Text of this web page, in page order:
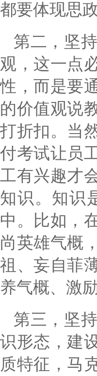
都要体现思
第二，坚
观，这一点
性，而是要
的价值观说
打折扣。当
付考试让员
工有兴趣才
知识。知识
中。比如，
尚英雄气概
祖、妄自菲
养气概、激
第三，坚
识形态，建
质特征，马